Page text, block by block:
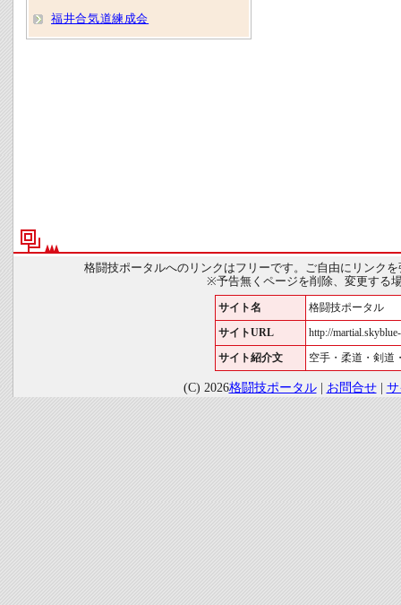
福井合気道練成会
格闘技ポータルへのリンクはフリーです。ご自由にリンク
※予告無くページを削除、変更する
サイト名 格闘技ポータル
サイトURL http://
サイト紹介文 空手・柔道・剣道
(C) 2026格闘技ポータル| お問合せ|